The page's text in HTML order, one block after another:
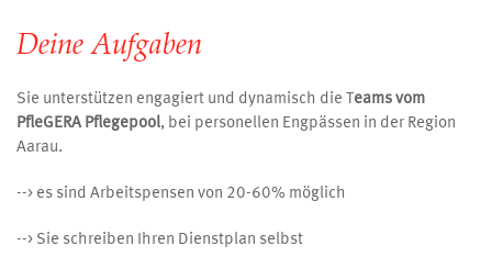
Deine Aufgaben
Sie unterstützen engagiert und dynamisch die T eams vom
PfleGERA Pflegepool, bei personellen Engpässen in der Region
Aarau.
--> es sind Arbeitspensen von 20-60% möglich
--> Sie schreiben Ihren Dienstplan selbst